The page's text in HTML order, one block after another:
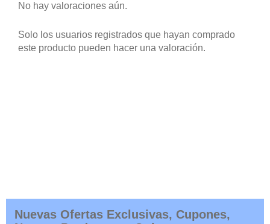
No hay valoraciones aún.
Solo los usuarios registrados que hayan comprado
este producto pueden hacer una valoración.
Nuevas Ofertas Exclusivas, Cupones,